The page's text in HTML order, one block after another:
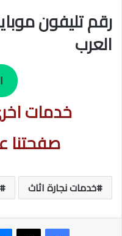
رقم تليفون
العرب
خدمات
صفحتنا
خدمات نجارة اثاث